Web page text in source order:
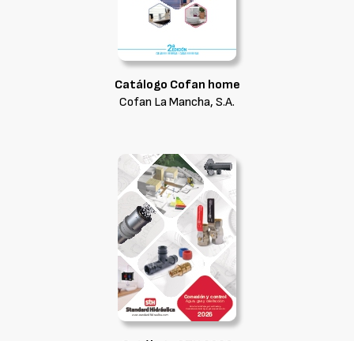
Catálogo Cofan home
Cofan La Mancha, S.A.